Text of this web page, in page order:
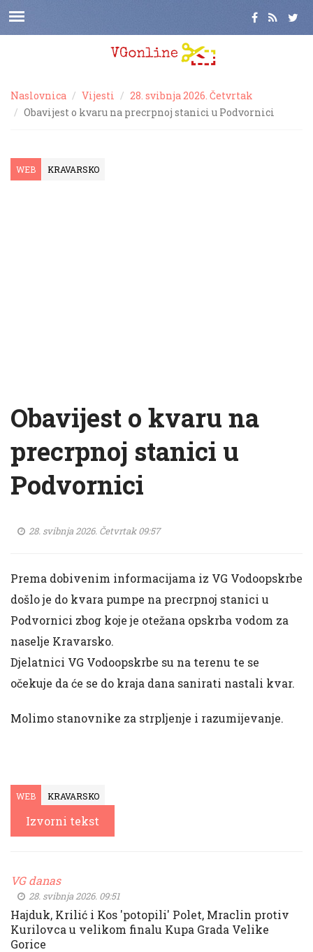
Naslovnica Vijesti
28. svibnja 2026. Četvrtak
Obavijest o kvaru na precrpnoj stanici u Podvornici
WEB KRAVARSKO
Obavijest o kvaru na
precrpnoj stanici u
Podvornici
28. svibnja 2026. Četvrtak 09:57
Prema dobivenim informacijama iz VG Vodoopskrbe
došlo je do kvara pumpe na precrpnoj stanici u
Podvornici zbog koje je otežana opskrba vodom za
naselje Kravarsko.
Djelatnici VG Vodoopskrbe su na terenu te se
očekuje da će se do kraja dana sanirati nastali kvar.
Molimo stanovnike za strpljenje i razumijevanje.
WEB KRAVARSKO
Izvorni tekst
VG danas
28. svibnja 2026. 09:51
Hajduk, Krilić i Kos 'potopili' Polet, Mraclin protiv
Kurilovca u velikom finalu Kupa Grada Velike
Gorice